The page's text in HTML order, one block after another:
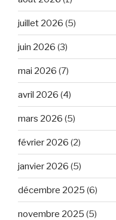
juillet 2026 (5)
juin 2026 (3)
mai 2026 (7)
avril 2026 (4)
mars 2026 (5)
février 2026 (2)
janvier 2026 (5)
décembre 2025 (6)
novembre 2025 (5)